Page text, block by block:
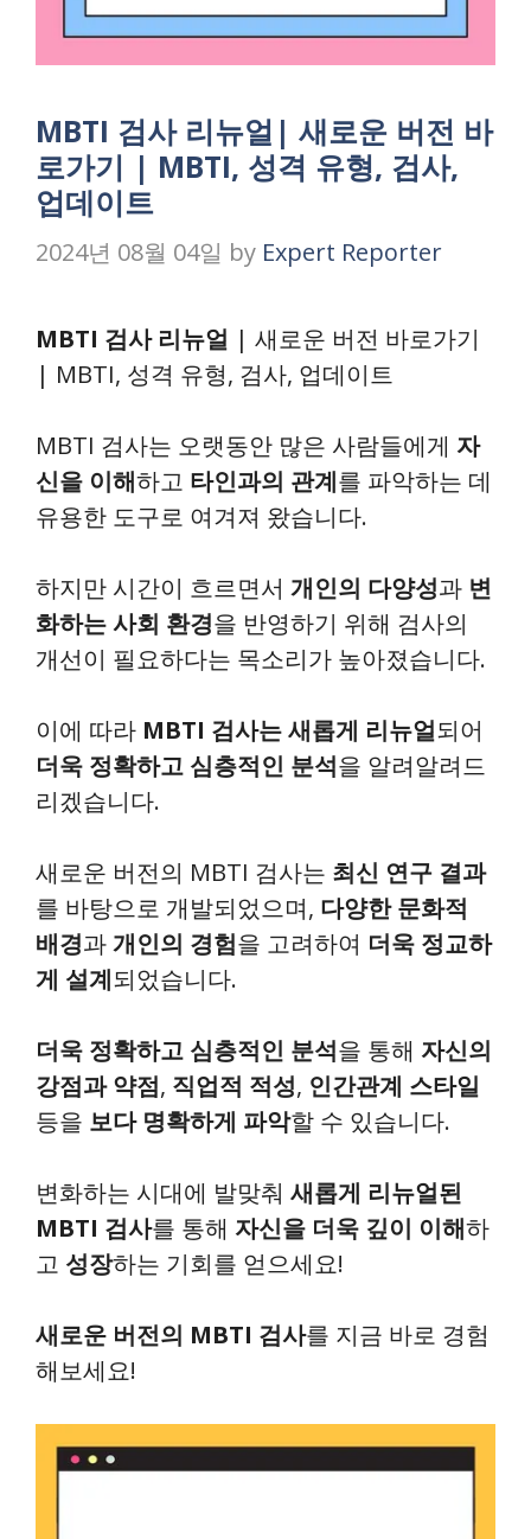
MBTI 검사 리뉴얼| 새로운 버전 바
로가기 | MBTI, 성격 유형, 검사,
업데이트
2024년 08월 04일 by Expert Reporter
MBTI 검사 리뉴얼 | 새로운 버전 바로가기
| MBTI, 성격 유형, 검사, 업데이트
MBTI 검사는 오랫동안 많은 사람들에게 자
신을 이해하고 타인과의 관계를 파악하는 데
유용한 도구로 여겨져 왔습니다.
하지만 시간이 흐르면서 개인의 다양성과 변
화하는 사회 환경을 반영하기 위해 검사의
개선이 필요하다는 목소리가 높아졌습니다.
이에 따라 MBTI 검사는 새롭게 리뉴얼되어
더욱 정확하고 심층적인 분석을 알려알려드
리겠습니다.
새로운 버전의 MBTI 검사는 최신 연구 결과
를 바탕으로 개발되었으며, 다양한 문화적
배경과개인의 경험을 고려하여 더욱 정교하
게 설계되었습니다.
더욱 정확하고 심층적인 분석을 통해 자신의
강점과 약점, 직업적 적성, 인간관계 스타일
등을 보다 명확하게 파악할 수 있습니다.
변화하는 시대에 발맞춰 새롭게 리뉴얼된
MBTI 검사를 통해 자신을 더욱 깊이 이해하
고 성장하는 기회를 얻으세요!
새로운 버전의 MBTI 검사를 지금 바로 경험
해보세요!